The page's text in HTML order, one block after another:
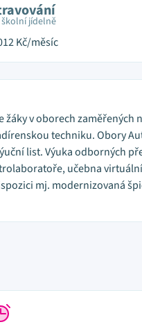
jídelně
Kč/měsíc
žáky v oborech
techniku. Obory
list. Výuka odborných
učebna
mj. modernizovaná